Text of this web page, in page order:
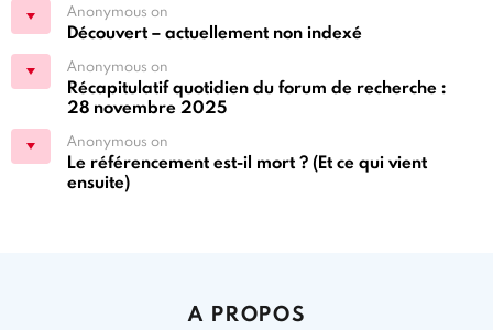
Anonymous on
Découvert – actuellement non indexé
Anonymous on
Récapitulatif quotidien du forum de recherche :
28 novembre 2025
Anonymous on
Le référencement est-il mort ? (Et ce qui vient
ensuite)
A PROPOS